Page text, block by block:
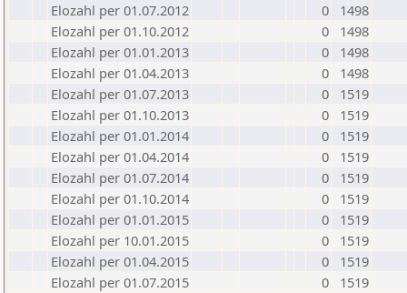
Elozahl per 01.07.2012
0
1498
Elozahl per 01.10.2012
0
1498
Elozahl per 01.01.2013
0
1498
Elozahl per 01.04.2013
0
1498
Elozahl per 01.07.2013
0
1519
Elozahl per 01.10.2013
0
1519
Elozahl per 01.01.2014
0
1519
Elozahl per 01.04.2014
0
1519
Elozahl per 01.07.2014
0
1519
Elozahl per 01.10.2014
0
1519
Elozahl per 01.01.2015
0
1519
Elozahl per 10.01.2015
0
1519
Elozahl per 01.04.2015
0
1519
Elozahl per 01.07.2015
0
1519